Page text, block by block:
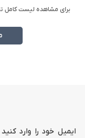
برای مشاهده لیست کامل
ایمیل خود را وارد